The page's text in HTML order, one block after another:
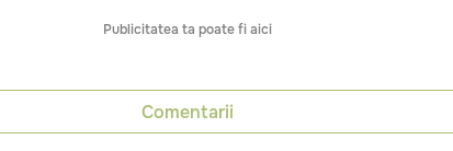
Publicitatea ta poate fi aici
Comentarii